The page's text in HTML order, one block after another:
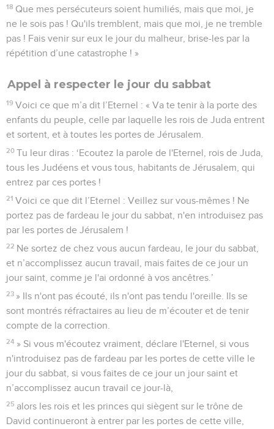
18 Que mes persécuteurs soient humiliés, mais que moi, je
ne le sois pas ! Qu'ils tremblent, mais que moi, je ne tremble
pas ! Fais venir sur eux le jour du malheur, brise-les par la
répétition d’une catastrophe ! »
Appel à respecter le jour du sabbat
19 Voici ce que m’a dit l’Eternel : « Va te tenir à la porte des
enfants du peuple, celle par laquelle les rois de Juda entrent
et sortent, et à toutes les portes de Jérusalem.
20 Tu leur diras : ‘Ecoutez la parole de l'Eternel, rois de Juda,
tous les Judéens et vous tous, habitants de Jérusalem, qui
entrez par ces portes !
21 Voici ce que dit l’Eternel : Veillez sur vous-mêmes ! Ne
portez pas de fardeau le jour du sabbat, n'en introduisez pas
par les portes de Jérusalem !
22 Ne sortez de chez vous aucun fardeau, le jour du sabbat,
et n’accomplissez aucun travail, mais faites de ce jour un
jour saint, comme je l'ai ordonné à vos ancêtres.’
23 » Ils n'ont pas écouté, ils n'ont pas tendu l'oreille. Ils se
sont montrés réfractaires au lieu de m’écouter et de tenir
compte de la correction.
24 » Si vous m'écoutez vraiment, déclare l'Eternel, si vous
n'introduisez pas de fardeau par les portes de cette ville le
jour du sabbat, si vous faites de ce jour un jour saint et
n’accomplissez aucun travail ce jour-là,
25 alors les rois et les princes qui siègent sur le trône de
David continueront à entrer par les portes de cette ville,